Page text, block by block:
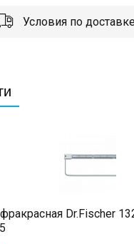
Условия по
Dr.Fischer